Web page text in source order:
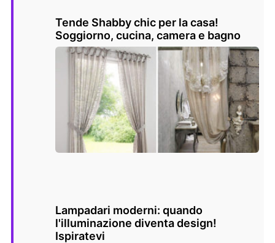
Tende Shabby chic per la casa!
Soggiorno, cucina, camera e bagno
Lampadari moderni: quando
l'illuminazione diventa design!
Ispiratevi